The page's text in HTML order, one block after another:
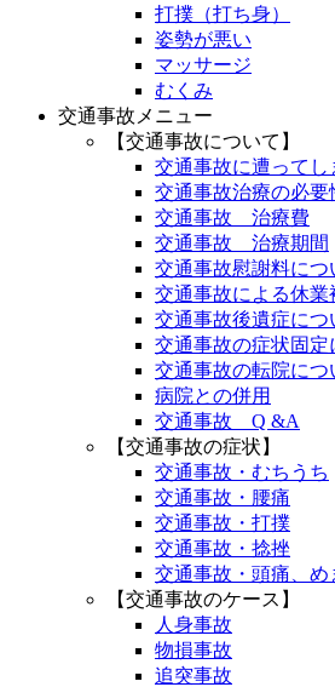
打撲（打ち身）
姿勢が悪い
マッサージ
むくみ
交通事故メニュー
【交通事故について】
交通事故に遭ってし
交通事故治療の必要
交通事故 治療費
交通事故 治療期間
交通事故慰謝料につ
交通事故による休業
交通事故後遺症につ
交通事故の症状固定
交通事故の転院につ
病院との併用
交通事故 Q &A
【交通事故の症状】
交通事故・むちうち
交通事故・腰痛
交通事故・打撲
交通事故・捻挫
交通事故・頭痛、め
【交通事故のケース】
人身事故
物損事故
追突事故